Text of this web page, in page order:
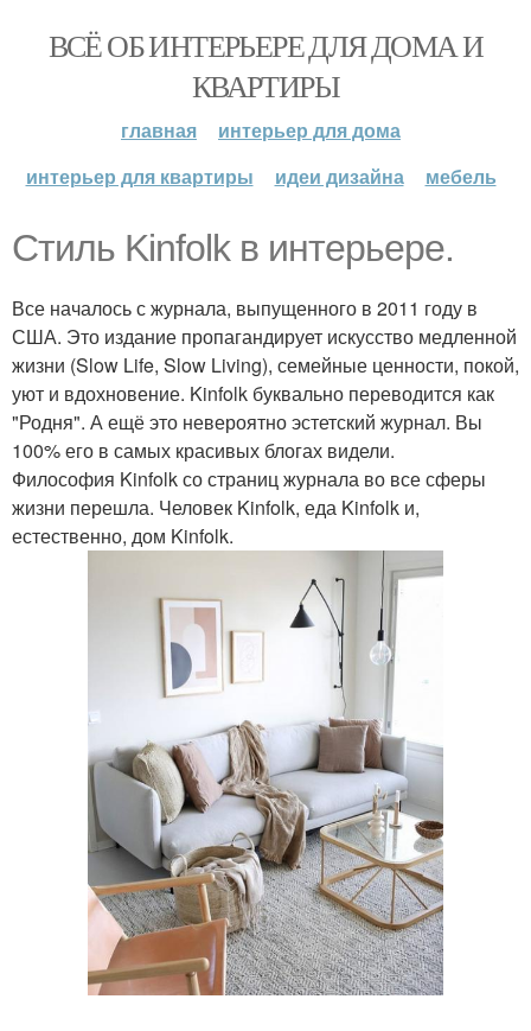
ВСЁ ОБ ИНТЕРЬЕРЕ ДЛЯ ДОМА И
КВАРТИРЫ
главная
интерьер для дома
интерьер для квартиры
идеи дизайна мебель
Стиль Kinfolk в интерьере.
Все началось с журнала, выпущенного в 2011 году в
США. Это издание пропагандирует искусство медленной
жизни (Slow Life, Slow Living), семейные ценности, покой,
уют и вдохновение. Kinfolk буквально переводится как
"Родня". А ещё это невероятно эстетский журнал. Вы
100% его в самых красивых блогах видели.
Философия Kinfolk со страниц журнала во все сферы
жизни перешла. Человек Kinfolk, еда Kinfolk и,
естественно, дом Kinfolk.